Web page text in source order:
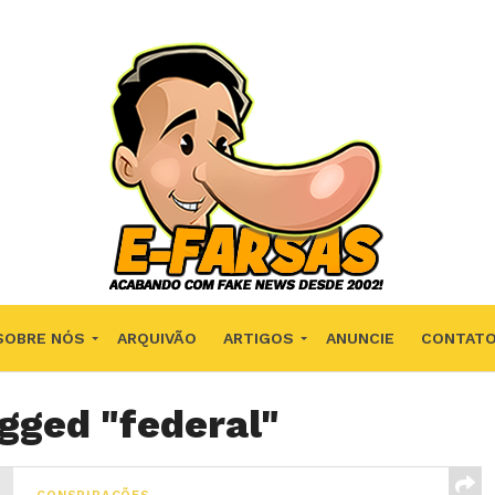
NÓS ARQUIVÃO ARTIGOS ANUNCIE CONTATO
"federal"